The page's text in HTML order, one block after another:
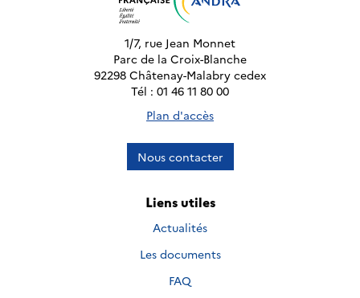
1/7, rue Jean Monnet
Parc de la Croix-Blanche
92298 Châtenay-Malabry cedex
Tél : 01 46 11 80 00
Plan d'accès
Nous contacter
Liens utiles
Actualités
Les documents
FAQ